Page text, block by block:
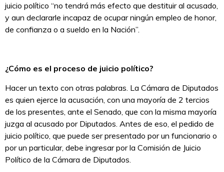
juicio político “no tendrá más efecto que destituir al acusado,
y aun declararle incapaz de ocupar ningún empleo de honor,
de confianza o a sueldo en la Nación”.
¿Cómo es el proceso de juicio político?
Hacer un texto con otras palabras. La Cámara de Diputados
es quien ejerce la acusación, con una mayoría de 2 tercios
de los presentes, ante el Senado, que con la misma mayoría
juzga al acusado por Diputados. Antes de eso, el pedido de
juicio político, que puede ser presentado por un funcionario o
por un particular, debe ingresar por la Comisión de Juicio
Político de la Cámara de Diputados.